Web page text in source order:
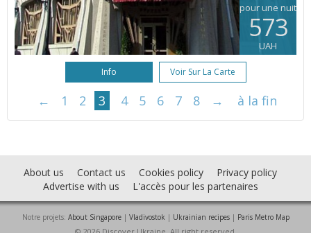
pour une nuit
573
UAH
Info Voir Sur La Carte
← 1 2 3 4 5 6 7 8 → à la fin
About us Contact us Cookies policy
Privacy policy
Advertise with us
L'accès pour les partenaires
Notre projets: About Singapore| Vladivostok | Ukrainian recipes| Paris Metro Map